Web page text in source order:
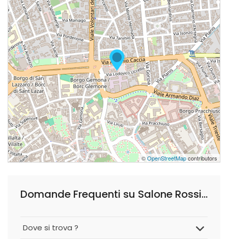
©OpenStreetMapcontributors
Domande Frequenti su Salone Rossi Hair Concept
Dove si trova ?